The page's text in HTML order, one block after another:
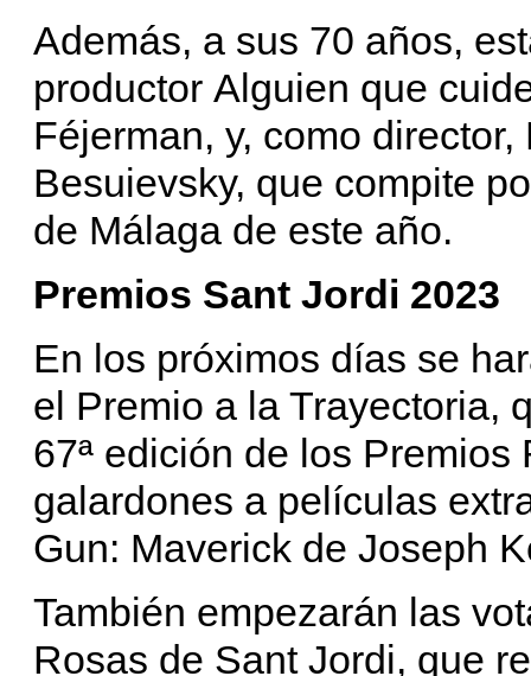
Además, a sus 70 años,
productor Alguien que
Féjerman, y, como
Besuievsky, que compite
de Málaga de este año.
Premios Sant Jordi 2023
En los próximos días se
el Premio a la Trayectoria,
67ª edición de los
galardones a películas
Gun: Maverick de Joseph
También empezarán las
Rosas de Sant Jordi, que